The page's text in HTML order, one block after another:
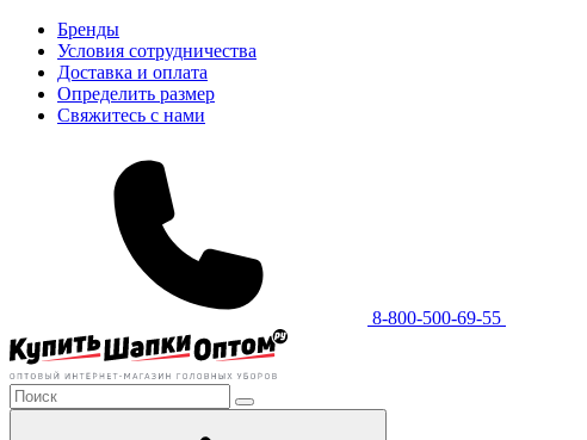
Бренды
Условия сотрудничества
Доставка и оплата
Определить размер
Свяжитесь с нами
8-800-500-69-55